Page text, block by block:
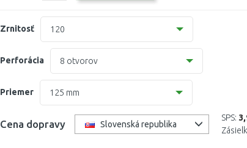
Zrnitosť 120
60
80
100
Perforácia 8 otvorov
8 otvorov
Priemer 125 mm
125 mm
Cena dopravy Slovenská republika
SPS: